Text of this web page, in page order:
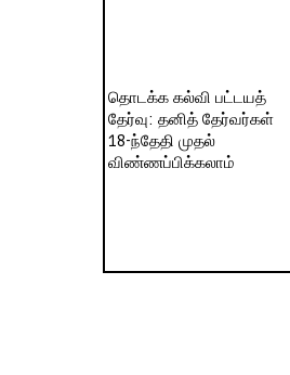
தொடக்க கல்வி பட்டயத்
தேர்வு: தனித் தேர்வர்கள்
18-ந்தேதி முதல்
விண்ணப்பிக்கலாம்